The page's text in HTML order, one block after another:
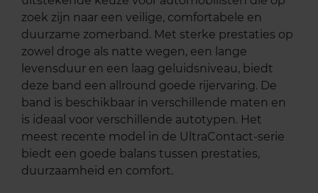
zoek zijn naar een veilige, comfortabele en
duurzame zomerband. Met sterke prestaties op
zowel droge als natte wegen, een lange
levensduur en een laag geluidsniveau, biedt
deze band een allround goede rijervaring. De
band is beschikbaar in verschillende maten en
is ideaal voor verschillende autotypen. Het
meest recente model in de UltraContact-serie
biedt een goede balans tussen prestaties,
duurzaamheid en comfort.